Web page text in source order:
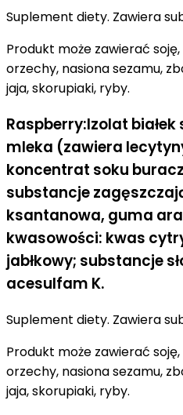
Suplement diety. Zawiera
Produkt może zawierać
orzechy, nasiona sezamu,
jaja, skorupiaki, ryby.
Raspberry:Izolat
mleka (zawiera
koncentrat soku
substancje
ksantanowa, guma
kwasowości: kwas
jabłkowy; substancje
acesulfam K.
Suplement diety. Zawiera
Produkt może zawierać
orzechy, nasiona sezamu,
jaja, skorupiaki, ryby.